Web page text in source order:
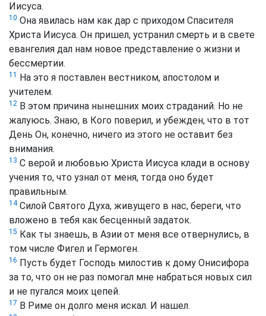
Иисуса.
10 Она явилась нам как дар с приходом Спасителя
Христа Иисуса. Он пришел, устранил смерть и в свете
евангелия дал нам новое представление о жизни и
бессмертии.
11
На это я поставлен вестником, апостолом и
учителем.
12 В этом причина нынешних моих страданий. Но не
жалуюсь. Знаю, в Кого поверил, и убежден, что в тот
День Он, конечно, ничего из этого не оставит без
внимания.
13 С верой и любовью Христа Иисуса клади в основу
учения то, что узнал от меня, тогда оно будет
правильным.
14Силой Святого Духа, живущего в нас, береги, что
вложено в тебя как бесценный задаток.
15 Как ты знаешь, в Азии от меня все отвернулись, в
том числе Фигел и Гермоген.
16 Пусть будет Господь милостив к дому Онисифора
за то, что он не раз помогал мне набраться новых сил
и не пугался моих цепей.
17 В Риме он долго меня искал. И нашел.